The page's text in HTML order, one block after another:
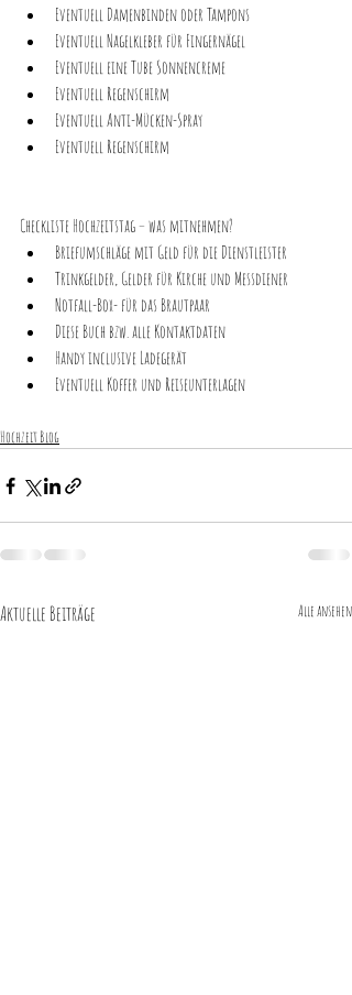
Eventuell Damenbinden oder Tampons
Eventuell Nagelkleber für Fingernägel
Eventuell eine Tube Sonnencreme
Eventuell Regenschirm
Eventuell Anti-Mücken-Spray
Eventuell Regenschirm
Checkliste Hochzeitstag – was mitnehmen?
Briefumschläge mit Geld für die Dienstleister
Trinkgelder, Gelder für Kirche und Messdiener
Notfall-Box- für das Brautpaar
Diese Buch bzw. alle Kontaktdaten
Handy inclusive Ladegerät
Eventuell Koffer und Reiseunterlagen
Hochzeit Blog
Aktuelle Beiträge Alle ansehen